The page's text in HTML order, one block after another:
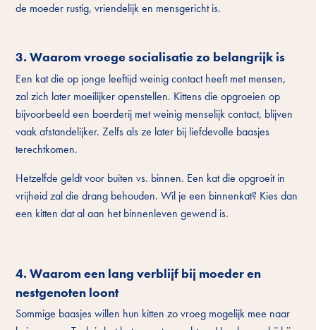
de moeder rustig, vriendelijk en mensgericht is.
3. Waarom vroege socialisatie zo belangrijk is
Een kat die op jonge leeftijd weinig contact heeft met mensen,
zal zich later moeilijker openstellen. Kittens die opgroeien op
bijvoorbeeld een boerderij met weinig menselijk contact, blijven
vaak afstandelijker. Zelfs als ze later bij liefdevolle baasjes
terechtkomen.
Hetzelfde geldt voor buiten vs. binnen. Een kat die opgroeit in
vrijheid zal die drang behouden. Wil je een binnenkat? Kies dan
een kitten dat al aan het binnenleven gewend is.
4. Waarom een lang verblijf bij moeder en
nestgenoten loont
Sommige baasjes willen hun kitten zo vroeg mogelijk mee naar